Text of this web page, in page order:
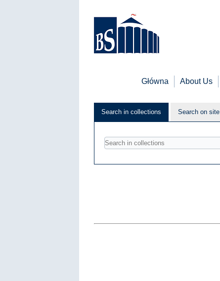
Główna About Us
Search in collections Search on site